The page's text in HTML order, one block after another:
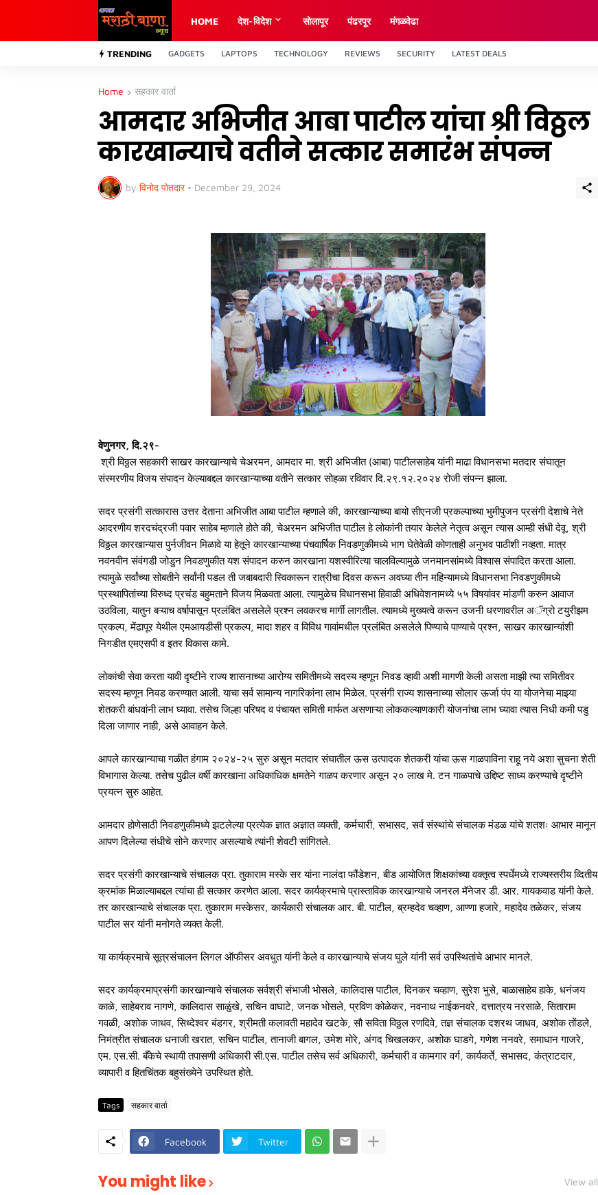
HOME देश-विदेश साेलापूर पंढरपूर मंगळवेढा
TRENDING GADGETS LAPTOPS TECHNOLOGY REVIEWS SECURITY LATEST DEALS
Home सहकार वार्ता
आमदार अभिजीत आबा पाटील यांचा श्री विठ्ठल
कारखान्याचे वतीने सत्कार समारंभ संपन्न
by विनोद पोतदार • December 29, 2024
वेणुनगर, दि.२९-
श्री विठ्ठल सहकारी साखर कारखान्याचे चेअरमन, आमदार मा. श्री अभिजीत (आबा) पाटीलसाहेब यांनी माढा विधानसभा मतदार संघातून
संस्मरणीय विजय संपादन केल्याबद्दल कारखान्याच्या वतीने सत्कार सोहळा रविवार दि.२९.१२.२०२४ रोजी संपन्न झाला.
सदर प्रसंगी सत्कारास उत्तर देताना अभिजीत आबा पाटील म्हणाले की, कारखान्याच्या बायो सीएनजी प्रकल्पाच्या भुमीपुजन प्रसंगी देशाचे नेते
आदरणीय शरदचंद्रजी पवार साहेब म्हणाले होते की, चेअरमन अभिजीत पाटील हे लोकांनी तयार केलेले नेतृत्व असून त्यास आम्ही संधी देवू, श्री
विठ्ठल कारखान्यास पुर्नजीवन मिळावे या हेतूने कारखान्याच्या पंचवार्षिक निवडणुकीमध्ये भाग घेतेवेळी कोणताही अनुभव पाठीशी नव्हता. मात्र
नवनवीन संवंगडी जोडुन निवडणुकीत यश संपादन करुन कारखाना यशस्वीरित्या चालविल्यामुळे जनमानसांमध्ये विश्वास संपादित करता आला.
त्यामुळे सर्वांच्या सोबतीने सर्वांनी पडल ती जबाबदारी स्विकारून रात्रीचा दिवस करून अवघ्या तीन महिन्यामध्ये विधानसभा निवडणुकीमध्ये
प्रस्थापितांच्या विरुध्द प्रचंड बहुमताने विजय मिळवता आला. त्यामुळेच विधानसभा हिवाळी अधिवेशनामध्ये ५५ विषयांवर मांडणी करुन आवाज
उठविला, यातुन बऱ्याच वर्षापासून प्रलंबित असलेले प्रश्न लवकरच मार्गी लागतील. त्यामध्ये मुख्यत्वे करून उजनी धरणावरील अॅग्रो टयुरीझम
प्रकल्प, मेंढापूर येथील एमआयडीसी प्रकल्प, मादा शहर व विविध गावांमधील प्रलंबित असलेले पिण्याचे पाण्याचे प्रश्न, साखर कारखान्यांशी
निगडीत एमएसपी व इतर विकास कामे.
लोकांची सेवा करता यावी दृष्टीने राज्य शासनाच्या आरोग्य समितीमध्ये सदस्य म्हणून निवड व्हावी अशी मागणी केली असता माझी त्या समितीवर
सदस्य म्हणून निवड करण्यात आली. याचा सर्व सामान्य नागरिकांना लाभ मिळेल. प्रसंगी राज्य शासनाच्या सोलार ऊर्जा पंप या योजनेचा माझ्या
शेतकरी बांधवांनी लाभ घ्यावा. तसेच जिल्हा परिषद व पंचायत समिती मार्फत असणाऱ्या लोककल्याणकारी योजनांचा लाभ घ्यावा त्यास निधी कमी पडु
दिला जाणार नाही, असे आवाहन केले.
आपले कारखान्याचा गळीत हंगाम २०२४-२५ सुरु असून मतदार संघातील ऊस उत्पादक शेतकरी यांचा ऊस गाळपाविना राहू नये अशा सुचना शेती
विभागास केल्या. तसेच पुढील वर्षी कारखाना अधिकाधिक क्षमतेने गाळप करणार असून २० लाख मे. टन गाळपाचे उद्दिष्ट साध्य करण्याचे दृष्टीने
प्रयत्न सुरु आहेत.
आमदार होणेसाठी निवडणुकीमध्ये झटलेल्या प्रत्येक ज्ञात अज्ञात व्यक्ती, कर्मचारी, सभासद, सर्व संस्थांचे संचालक मंडळ यांचे शतशः आभार मानून
आपण दिलेल्या संधीचे सोने करणार असल्याचे त्यांनी शेवटी सांगितले.
सदर प्रसंगी कारखान्याचे संचालक प्रा. तुकाराम मस्के सर यांना नालंदा फौंडेशन, बीड आयोजित शिक्षकांच्या वक्तृत्व स्पर्धेमध्ये राज्यस्तरीय व्दितीय
क्रमांक मिळाल्याबद्दल त्यांचा ही सत्कार करणेत आला. सदर कार्यक्रमाचे प्रास्ताविक कारखान्याचे जनरल मॅनेजर डी. आर. गायकवाड यांनी केले.
तर कारखान्याचे संचालक प्रा. तुकाराम मस्केसर, कार्यकारी संचालक आर. बी. पाटील, ब्रम्हदेव चव्हाण, आण्णा हजारे, महादेव तळेकर, संजय
पाटील सर यांनी मनोगते व्यक्त केली.
या कार्यक्रमाचे सूत्रसंचालन लिगल ऑफीसर अवधुत यांनी केले व कारखान्याचे संजय घुले यांनी सर्व उपस्थितांचे आभार मानले.
सदर कार्यक्रमाप्रसंगी कारखान्याचे संचालक सर्वश्री संभाजी भोसले, कालिदास पाटील, दिनकर चव्हाण, सुरेश भुसे, बाळासाहेब हाके, धनंजय
काळे, साहेबराव नागणे, कालिदास साळुंखे, सचिन वाघाटे, जनक भोसले, प्रविण कोळेकर, नवनाथ नाईकनवरे, दत्तात्रय नरसाळे, सिताराम
गवळी, अशोक जाधव, सिध्देश्वर बंडगर, श्रीमती कलावती महादेव खटके, सौ सविता विठ्ठल रणदिवे, तज्ञ संचालक दशरथ जाधव, अशोक तोंडले,
निमंत्रीत संचालक धनाजी खरात, सचिन पाटील, तानाजी बागल, उमेश मोरे, अंगद चिखलकर, अशोक घाडगे, गणेश ननवरे, समाधान गाजरे,
एम. एस.सी. बँकेचे स्थायी तपासणी अधिकारी सी.एस. पाटील तसेच सर्व अधिकारी, कर्मचारी व कामगार वर्ग, कार्यकर्ते, सभासद, कंत्राटदार,
व्यापारी व हितचिंतक बहुसंख्येने उपस्थित होते.
Tags सहकार वार्ता
Facebook Twitter
You might like View all